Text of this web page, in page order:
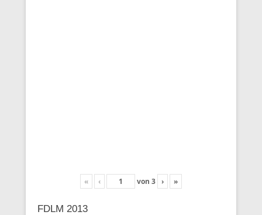
« ‹ von 3 › »
FDLM 2013